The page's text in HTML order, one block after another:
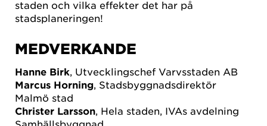
staden och vilka effekter det har på
stadsplaneringen!
MEDVERKANDE
Hanne Birk , Utvecklingschef Varvsstaden AB
Marcus Horning , Stadsbyggnadsdirektör
Malmö stad
Christer Larsson , Hela staden, IVAs avdelning
Samhällsbyggnad